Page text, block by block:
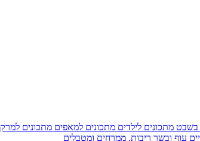
בשבט מתכונים לילדים מתכונים למאפים מתכונים למרק
עוף ובשר ריבות, ממרחים ומטבלים